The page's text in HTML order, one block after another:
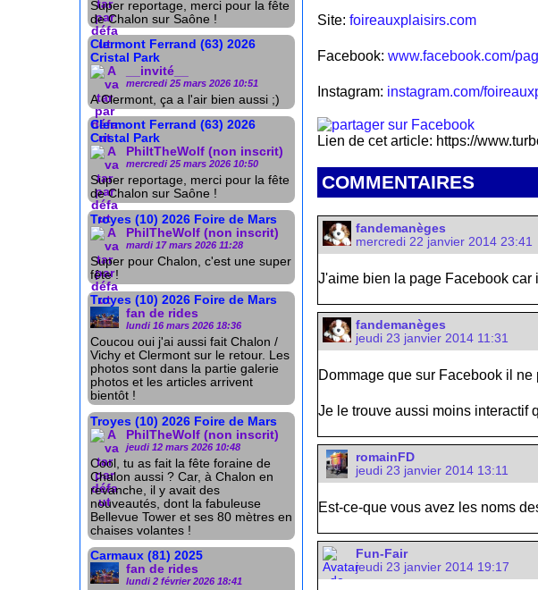
Super reportage, merci pour la fête
de Chalon sur Saône !
Clermont Ferrand (63) 2026
Cristal Park
__invité__
mercredi 25 mars 2026 10:51
A Clermont, ça a l'air bien aussi ;)
Clermont Ferrand (63) 2026
Cristal Park
PhiltTheWolf (non inscrit)
mercredi 25 mars 2026 10:50
Super reportage, merci pour la fête
de Chalon sur Saône !
Troyes (10) 2026 Foire de Mars
PhilTheWolf (non inscrit)
mardi 17 mars 2026 11:28
Super pour Chalon, c'est une super
fête !
Troyes (10) 2026 Foire de Mars
fan de rides
lundi 16 mars 2026 18:36
Coucou oui j'ai aussi fait Chalon /
Vichy et Clermont sur le retour. Les
photos sont dans la partie galerie
photos et les articles arrivent
bientôt !
Troyes (10) 2026 Foire de Mars
PhilTheWolf (non inscrit)
jeudi 12 mars 2026 10:48
Cool, tu as fait la fête foraine de
Chalon aussi ? Car, à Chalon en
revanche, il y avait des
nouveautés, dont la fabuleuse
Bellevue Tower et ses 80 mètres en
chaises volantes !
Carmaux (81) 2025
fan de rides
lundi 2 février 2026 18:41
Site: foireauxplaisirs.com
Facebook: www.facebook.com/
Instagram: instagram.com/
Lien de cet article: https://
COMMENTAIRES
fandemanèges
mercredi 22 janvier 2014 23:41
J'aime bien la page Facebook
fandemanèges
jeudi 23 janvier 2014 11:31
Dommage que sur Facebook il
Je le trouve aussi moins interactif
romainFD
jeudi 23 janvier 2014 13:11
Est-ce-que vous avez les noms
Fun-Fair
jeudi 23 janvier 2014 19:17